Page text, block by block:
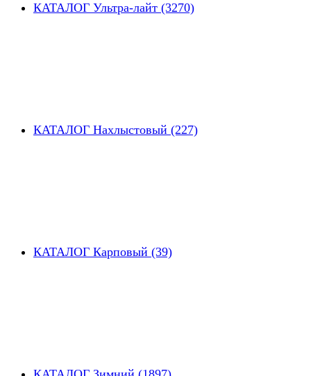
КАТАЛОГ Ультра-лайт (3270)
КАТАЛОГ Нахлыстовый (227)
КАТАЛОГ Карповый (39)